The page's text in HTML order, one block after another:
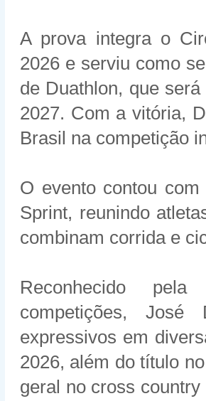
A prova integra o
2026 e serviu como
de Duathlon, que
2027. Com a vitória,
Brasil na competição
O evento contou
Sprint, reunindo
combinam corrida e
Reconhecido
competições, José
expressivos em
2026, além do título
geral no cross